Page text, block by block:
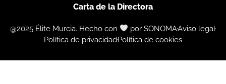
Carta de la Directora
@2025 Élite Murcia. Hecho con por SONOMAAviso legal
Política de privacidadPolítica de cookies